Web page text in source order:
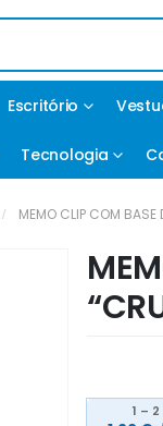
Escritório
Tecnologia
MEMO CLIP COM BASE
1 – 2